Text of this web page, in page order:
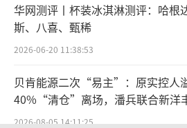
2019年，Kapoor退休，
xman Narasimhan继任。
及待地与美赞臣收购划清
减值了50亿英镑。
利洁时历史上从没有这
华网测评丨杯装冰淇淋测评：哈根
斯、八喜、甄稀
2026-06-20 11:38:53
贝肯能源二次“易主”：原实控人
40%“清仓”离场，潘兵联合新洋
宏科百世拟入主
2026-08-05 14:11:25